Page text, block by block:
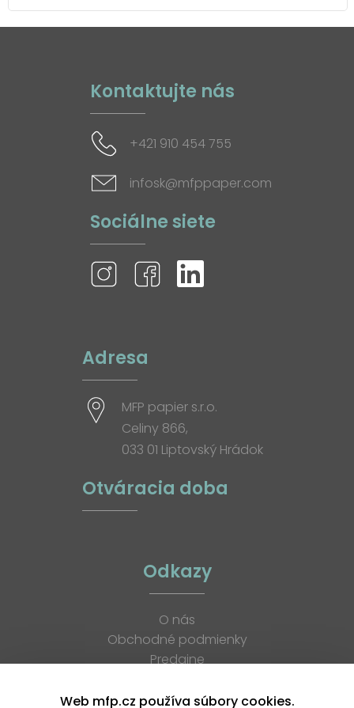
Kontaktujte nás
+421 910 454 755
infosk@mfppaper.com
Sociálne siete
Adresa
MFP papier s.r.o.
Celiny 866,
033 01 Liptovský Hrádok
Otváracia doba
Odkazy
O nás
Obchodné podmienky
Predajne
K stiahnutiu
Web mfp.cz používa súbory cookies.